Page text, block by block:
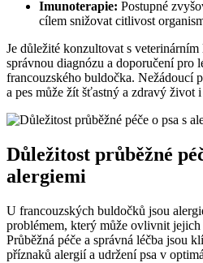
Imunoterapie: Postupné
cílem snižovat citlivost
Je důležité konzultovat s veterinárním
správnou diagnózu a doporučení pro
francouzského buldočka. Nežádoucí
a pes může žít šťastný a zdravý život
Důležitost průběžné
alergiemi
U francouzských buldočků jsou
problémem, který může ovlivnit
Průběžná péče a správná léčba jsou
příznaků alergií a udržení psa v